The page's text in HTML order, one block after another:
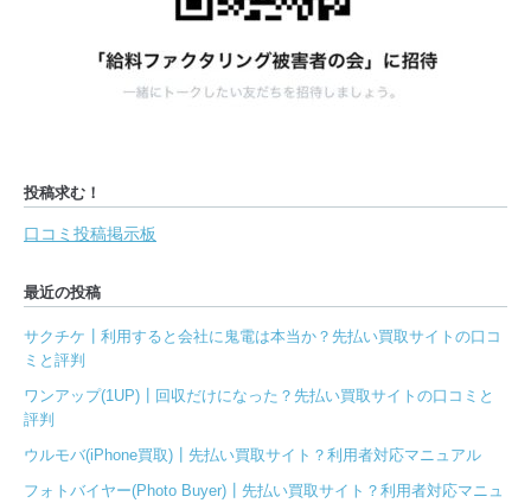
投稿求む！
口コミ投稿掲示板
最近の投稿
サクチケ┃利用すると会社に鬼電は本当か？先払い買取サイトの口コ
ミと評判
ワンアップ(1UP)┃回収だけになった？先払い買取サイトの口コミと
評判
ウルモバ(iPhone買取)┃先払い買取サイト？利用者対応マニュアル
フォトバイヤー(Photo Buyer)┃先払い買取サイト？利用者対応マニュ